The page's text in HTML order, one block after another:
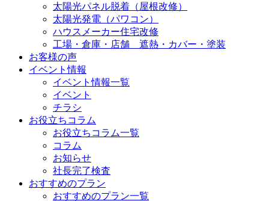
太陽光パネル脱着（屋根改修）
太陽光発電（パワコン）
ハウスメーカー住宅改修
工場・倉庫・店舗 遮熱・カバー・塗装
お客様の声
イベント情報
イベント情報一覧
イベント
チラシ
お役立ちコラム
お役立ちコラム一覧
コラム
お知らせ
社長完了検査
おすすめのプラン
おすすめのプラン一覧